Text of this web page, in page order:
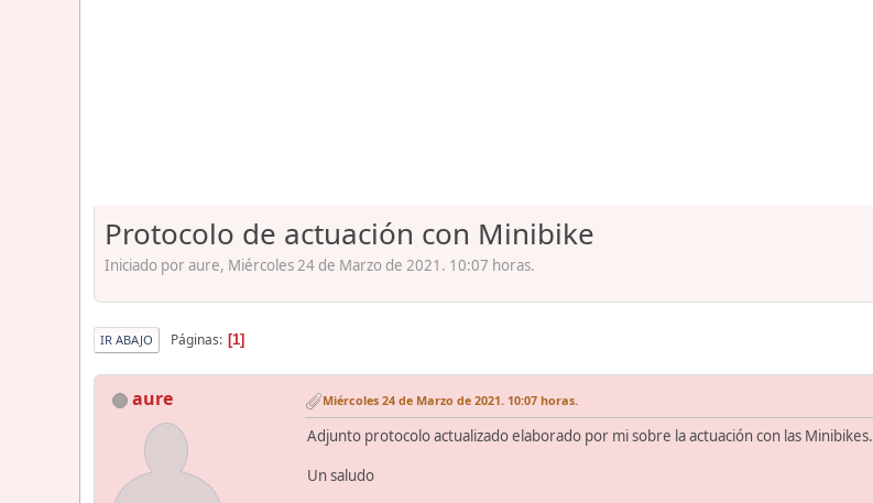
Protocolo de actuación con Minibike
Iniciado por aure, Miércoles 24 de Marzo de 2021. 10:07 horas.
IR ABAJO Páginas 1
aure Miércoles 24 de Marzo de 2021. 10:07 horas.
Adjunto protocolo actualizado elaborado por mi sobre la actuación con las Minibikes.
Un saludo